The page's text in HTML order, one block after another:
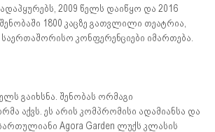
2009 წელს დაიწყო და 2016
1800 კაცზე გათვლილი თეატრია,
კონფერენციები იმართება.
გაიხსნა. შენობას ორმაგი
აქვს. ეს არის კომპრომისი ადამიანსა და
Agora Garden ლუქს კლასის